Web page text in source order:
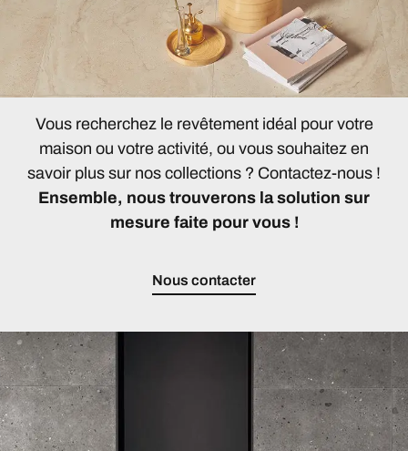
Vous recherchez le revêtement idéal pour votre
maison ou votre activité, ou vous souhaitez en
savoir plus sur nos collections ? Contactez-nous !
Ensemble, nous trouverons la solution sur
mesure faite pour vous !
Nous contacter